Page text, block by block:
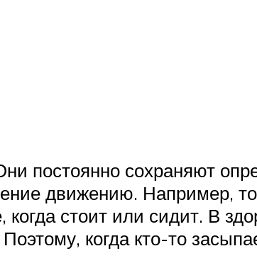
постоянно сохраняют
движению. Например,
стоит или сидит. В
когда кто-то